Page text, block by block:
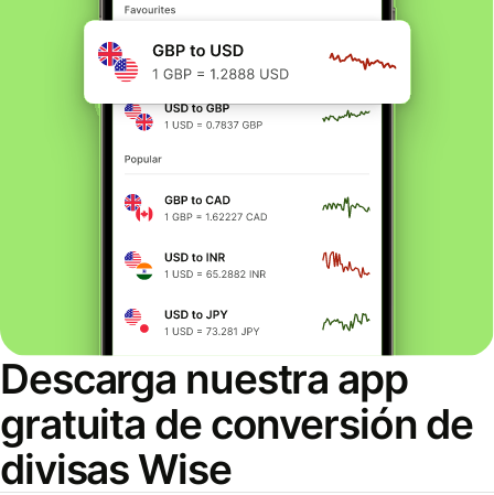
Descarga nuestra app
gratuita de conversión de
divisas Wise